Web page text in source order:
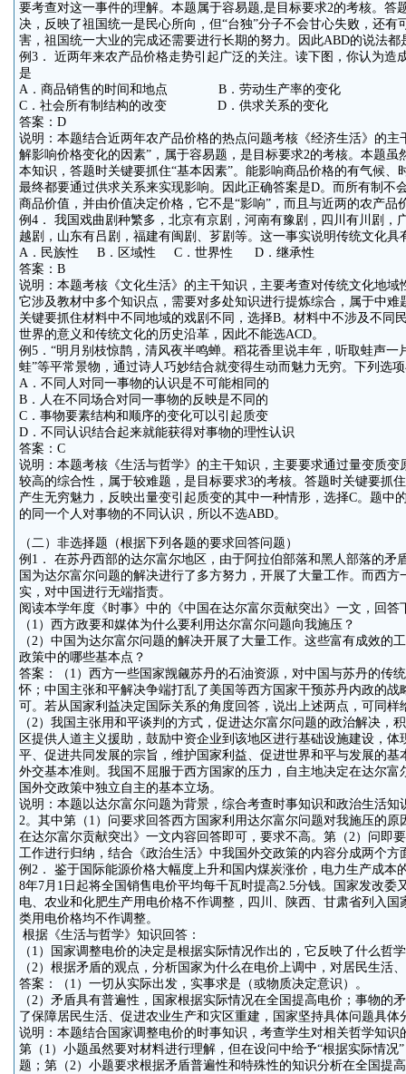
要考查对这一事件的理解。本题属于容易题,是目标要求2的考核。答
决，反映了祖国统一是民心所向，但“台独”分子不会甘心失败，还有
害，祖国统一大业的完成还需要进行长期的努力。因此ABD的说法都
例3． 近两年来农产品价格走势引起广泛的关注。读下图，你认为造
是
A．商品销售的时间和地点 B．劳动生产率的变化
C．社会所有制结构的改变 D．供求关系的变化
答案：D
说明：本题结合近两年农产品价格的热点问题考核《经济生活》的主
解影响价格变化的因素”，属于容易题，是目标要求2的考核。本题虽
本知识，答题时关键要抓住“基本因素”。能影响商品价格的有气候、
最终都要通过供求关系来实现影响。因此正确答案是D。而所有制不
商品价值，并由价值决定价格，它不是“影响”，而且与近两的农产品
例4． 我国戏曲剧种繁多，北京有京剧，河南有豫剧，四川有川剧，
越剧，山东有吕剧，福建有闽剧、芗剧等。这一事实说明传统文化具
A．民族性 B．区域性 C．世界性 D．继承性
答案：B
说明：本题考核《文化生活》的主干知识，主要考查对传统文化地域
它涉及教材中多个知识点，需要对多处知识进行提炼综合，属于中难
关键要抓住材料中不同地域的戏剧不同，选择B。材料中不涉及不同
世界的意义和传统文化的历史沿革，因此不能选ACD。
例5．“明月别枝惊鹊，清风夜半鸣蝉。稻花香里说丰年，听取蛙声一
蛙”等平常景物，通过诗人巧妙结合就变得生动而魅力无穷。下列选
A．不同人对同一事物的认识是不可能相同的
B．人在不同场合对同一事物的反映是不同的
C．事物要素结构和顺序的变化可以引起质变
D．不同认识结合起来就能获得对事物的理性认识
答案：C
说明：本题考核《生活与哲学》的主干知识，主要要求通过量变质变
较高的综合性，属于较难题，是目标要求3的考核。答题时关键要抓
产生无穷魅力，反映出量变引起质变的其中一种情形，选择C。题中
的同一个人对事物的不同认识，所以不选ABD。
（二）非选择题（根据下列各题的要求回答问题）
例1． 在苏丹西部的达尔富尔地区，由于阿拉伯部落和黑人部落的矛
国为达尔富尔问题的解决进行了多方努力，开展了大量工作。而西
实，对中国进行无端指责。
阅读本学年度《时事》中的《中国在达尔富尔贡献突出》一文，回答
（1）西方政要和媒体为什么要利用达尔富尔问题向我施压？
（2）中国为达尔富尔问题的解决开展了大量工作。这些富有成效的
政策中的哪些基本点？
答案：（1）西方一些国家觊觎苏丹的石油资源，对中国与苏丹的传
怀；中国主张和平解决争端打乱了美国等西方国家干预苏丹内政的战
可。若从国家利益决定国际关系的角度回答，说出上述两点，可同样
（2）我国主张用和平谈判的方式，促进达尔富尔问题的政治解决，
区提供人道主义援助，鼓励中资企业到该地区进行基础设施建设，
平、促进共同发展的宗旨，维护国家利益、促进世界和平与发展的基
外交基本准则。我国不屈服于西方国家的压力，自主地决定在达尔富
国外交政策中独立自主的基本立场。
说明：本题以达尔富尔问题为背景，综合考查时事知识和政治生活知
2。其中第（1）问要求回答西方国家利用达尔富尔问题对我施压的
在达尔富尔贡献突出》一文内容回答即可，要求不高。第（2）问即
工作进行归纳，结合《政治生活》中我国外交政策的内容分成两个方
例2． 鉴于国际能源价格大幅度上升和国内煤炭涨价，电力生产成本
8年7月1日起将全国销售电价平均每千瓦时提高2.5分钱。国家发改委
电、农业和化肥生产用电价格不作调整，四川、陕西、甘肃省列入
类用电价格均不作调整。
根据《生活与哲学》知识回答：
（1）国家调整电价的决定是根据实际情况作出的，它反映了什么哲
（2）根据矛盾的观点，分析国家为什么在电价上调中，对居民生活
答案：（1）一切从实际出发，实事求是（或物质决定意识）。
（2）矛盾具有普遍性，国家根据实际情况在全国提高电价；事物的
了保障居民生活、促进农业生产和灾区重建，国家坚持具体问题具
说明：本题结合国家调整电价的时事知识，考查学生对相关哲学知识
第（1）小题虽然要对材料进行理解，但在设问中给予“根据实际情况
题；第（2）小题要求根据矛盾普遍性和特殊性的知识分析在全国提